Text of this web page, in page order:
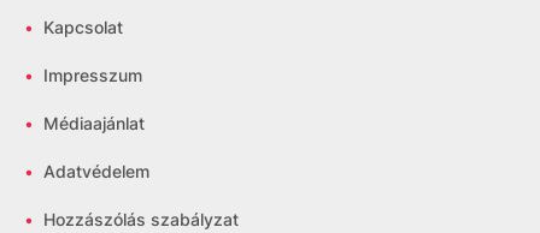
• Kapcsolat
• Impresszum
• Médiaajánlat
• Adatvédelem
• Hozzászólás szabályzat